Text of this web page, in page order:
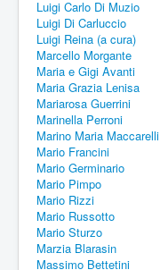
Luigi Carlo Di Muzio
Luigi Di Carluccio
Luigi Reina (a cura)
Marcello Morgante
Maria e Gigi Avanti
Maria Grazia Lenisa
Mariarosa Guerrini
Marinella Perroni
Marino Maria Maccarelli
Mario Francini
Mario Germinario
Mario Pimpo
Mario Rizzi
Mario Russotto
Mario Sturzo
Marzia Blarasin
Massimo Bettetini